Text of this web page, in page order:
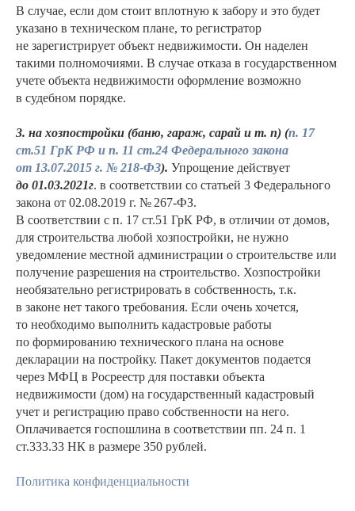
В случае, если дом стоит вплотную к забору и это будет
указано в техническом плане, то регистратор
не зарегистрирует объект недвижимости. Он наделен
такими полномочиями. В случае отказа в государственном
учете объекта недвижимости оформление возможно
в судебном порядке.
3. на хозпостройки (баню, гараж, сарай и т. п) (п. 17
ст.51 ГрК РФ и п. 11 ст.24 Федерального закона
от 13.07.2015 г. № 218-ФЗ). Упрощение действует
до 01.03.2021г. в соответствии со статьей 3 Федерального
закона от 02.08.2019 г. № 267-ФЗ.
В соответствии с п. 17 ст.51 ГрК РФ, в отличии от домов,
для строительства любой хозпостройки, не нужно
уведомление местной администрации о строительстве или
получение разрешения на строительство. Хозпостройки
необязательно регистрировать в собственность, т.к.
в законе нет такого требования. Если очень хочется,
то необходимо выполнить кадастровые работы
по формированию технического плана на основе
декларации на постройку. Пакет документов подается
через МФЦ в Росреестр для поставки объекта
недвижимости (дом) на государственный кадастровый
учет и регистрацию право собственности на него.
Оплачивается госпошлина в соответствии пп. 24 п. 1
ст.333.33 НК в размере 350 рублей.
Политика конфиденциальности